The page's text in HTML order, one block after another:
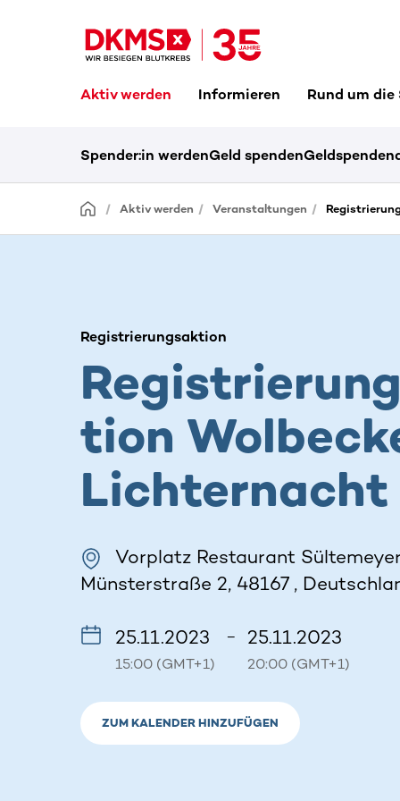
Aktiv werden Informieren Rund um die
Spender:in werdenGeld spenden
Aktiv werden Veranstaltungen
Registrierungsaktion
tion
Lichternacht
Vorplatz Restaurant
Münsterstraße 2, 48167 ,
25.11.2023
15:00 (GMT+1)
– 25.11.2023
20:00 (GMT+1)
ZUM KALENDER HINZUFÜGEN